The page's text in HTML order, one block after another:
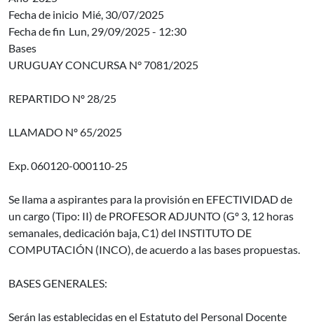
Fecha de inicio Mié, 30/07/2025
Fecha de fin Lun, 29/09/2025 - 12:30
Bases
URUGUAY CONCURSA N° 7081/2025
REPARTIDO Nº 28/25
LLAMADO Nº 65/2025
Exp. 060120-000110-25
Se llama a aspirantes para la provisión en EFECTIVIDAD de
un cargo (Tipo: II) de PROFESOR ADJUNTO (Gº 3, 12 horas
semanales, dedicación baja, C1) del INSTITUTO DE
COMPUTACIÓN (INCO), de acuerdo a las bases propuestas.
BASES GENERALES:
Serán las establecidas en el Estatuto del Personal Docente